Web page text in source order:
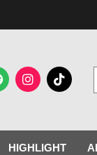
HIGHLIGHT